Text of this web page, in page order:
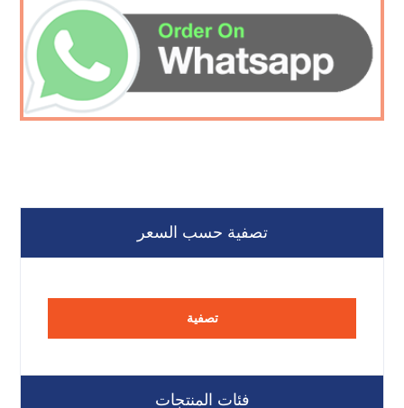
تصفية حسب السعر
تصفية
فئات المنتجات